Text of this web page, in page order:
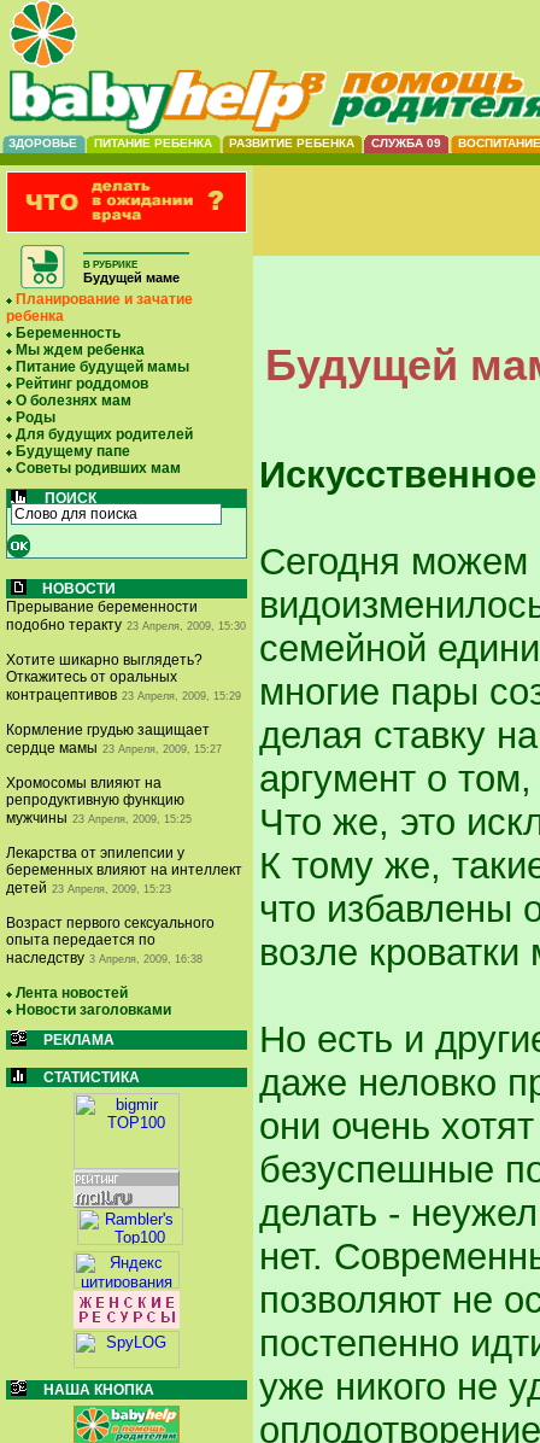
ЗДОРОВЬЕ ПИТАНИЕ РЕБЕНКА РАЗВИТИЕ РЕБЕНКА СЛУЖБА 09 ВОСПИТАНИЕ
В РУБРИКЕ
Будущей маме
Планирование и зачатие
ребенка
Беременность
Мы ждем ребенка
Питание будущей мамы
Рейтинг роддомов
О болезнях мам
Роды
Для будущих родителей
Будущему папе
Советы родивших мам
ПОИСК
НОВОСТИ
Прерывание беременности
подобно теракту 23 Апреля, 2009, 15:30
Хотите шикарно выглядеть?
Откажитесь от оральных
контрацептивов 23 Апреля, 2009, 15:29
Кормление грудью защищает
сердце мамы 23 Апреля, 2009, 15:27
Хромосомы влияют на
репродуктивную функцию
мужчины 23 Апреля, 2009, 15:25
Лекарства от эпилепсии у
беременных влияют на интеллект
детей 23 Апреля, 2009, 15:23
Возраст первого сексуального
опыта передается по
наследству 3 Апреля, 2009, 16:38
Лента новостей
Новости заголовками
РЕКЛАМА
СТАТИСТИКА
НАША КНОПКА
Будущей
Сегодня можем
семейной
многие пары
делая ставку
аргумент о
Что же, это
К тому же,
что избавлены
возле
Но есть и
даже неловко
они очень
безуспешные
делать -
нет.
позволяют не
постепенно
уже никого не